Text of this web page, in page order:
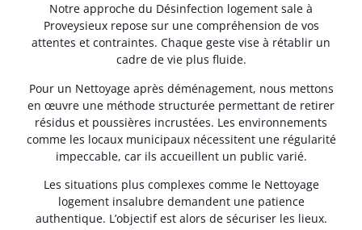
Notre approche du Désinfection logement sale à
Proveysieux repose sur une compréhension de vos
attentes et contraintes. Chaque geste vise à rétablir un
cadre de vie plus fluide.
Pour un Nettoyage après déménagement, nous mettons
en œuvre une méthode structurée permettant de retirer
résidus et poussières incrustées. Les environnements
comme les locaux municipaux nécessitent une régularité
impeccable, car ils accueillent un public varié.
Les situations plus complexes comme le Nettoyage
logement insalubre demandent une patience
authentique. L’objectif est alors de sécuriser les lieux.